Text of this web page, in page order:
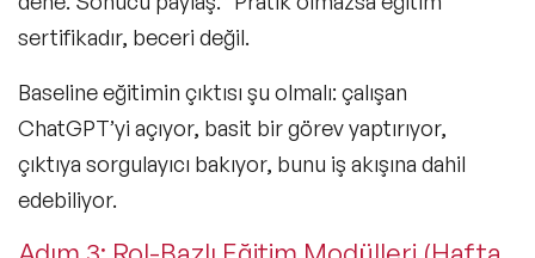
sertifikadır, beceri değil.
Baseline eğitimin çıktısı şu olmalı: çalışan
ChatGPT’yi açıyor, basit bir görev yaptırıyor,
çıktıya sorgulayıcı bakıyor, bunu iş akışına dahil
edebiliyor.